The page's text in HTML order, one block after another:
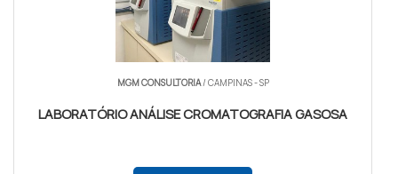
MGM CONSULTORIA/ CAMPINAS - SP
LABORATÓRIO ANÁLISE CROMATOGRAFIA GASOSA